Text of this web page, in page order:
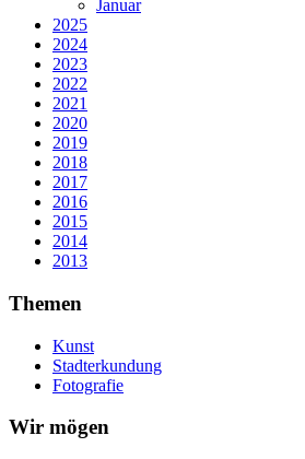
Januar
2025
2024
2023
2022
2021
2020
2019
2018
2017
2016
2015
2014
2013
Themen
Kunst
Stadterkundung
Fotografie
Wir mögen